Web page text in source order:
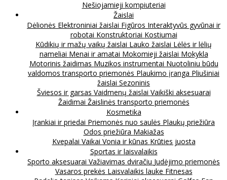
Nešiojamieji kompiuteriai
Žaislai
Dėlionės Elektroniniai žaislai Figūros Interaktyvūs gyvūnai ir
robotai Konstruktoriai Kostiumai
Kūdikių ir mažų vaikų žaislai Lauko žaislai Lėlės ir lėlių
nameliai Menai ir amatai Mokomieji žaislai Mokykla
Motorinis žaidimas Muzikos instrumentai Nuotoliniu būdu
valdomos transporto priemonės Plaukimo įranga Pliušiniai
žaislai Sezoninis
Šviesos ir garsas Vaidmenų žaislai Vaikiški aksesuarai
Žaidimai Žaislinės transporto priemonės
Kosmetika
Įrankiai ir priedai Priemonės nuo saulės Plaukų priežiūra
Odos priežiūra Makiažas
Kvepalai Vaikai Vonia ir kūnas Krūties juosta
Sportas ir laisvalaikis
Sporto aksesuarai Važiavimas dviračiu Judėjimo priemonės
Vasaros prekės Laisvalaikis lauke Fitnesas